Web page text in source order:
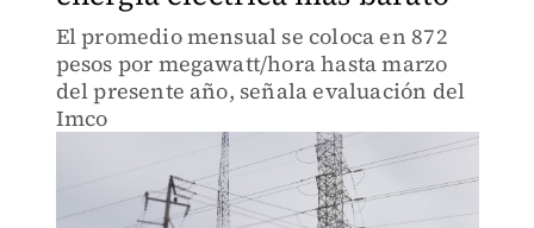
El promedio mensual se coloca en 872
pesos por megawatt/hora hasta marzo
del presente año, señala evaluación del
Imco